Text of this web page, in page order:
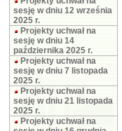
sesję w dniu 12 września
2025 r.
Projekty uchwał na
sesję w dniu 14
października 2025 r.
Projekty uchwał na
sesję w dniu 7 listopada
2025 r.
Projekty uchwał na
sesję w dniu 21 listopada
2025 r.
Projekty uchwał na